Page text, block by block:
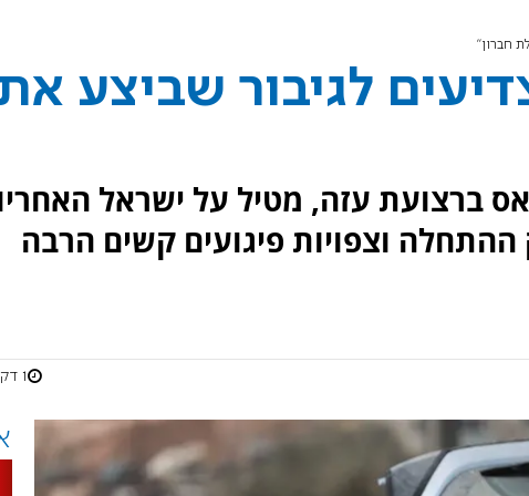
חברון"
לגיבור שביצע
ברצועת עזה, מטיל על ישראל
וצפויות פיגועים קשים הרבה
1 דקות